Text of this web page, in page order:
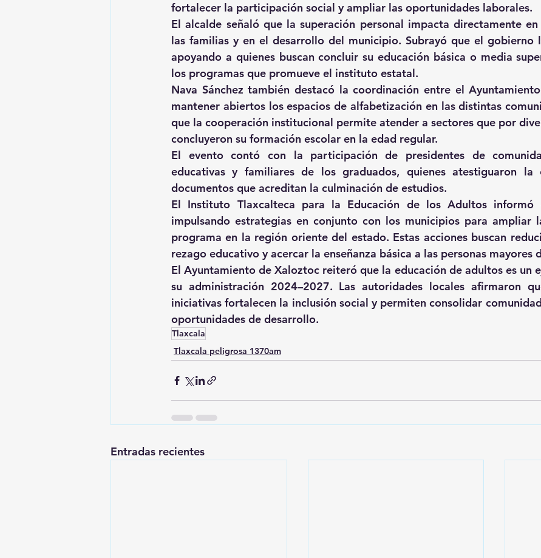
fortalecer la participación social y ampliar las oportunidades laborales.
El alcalde señaló que la superación personal impacta directamente
las familias y en el desarrollo del municipio. Subrayó que el gobierno
apoyando a quienes buscan concluir su educación básica o media
los programas que promueve el instituto estatal.
Nava Sánchez también destacó la coordinación entre el
mantener abiertos los espacios de alfabetización en las distintas
que la cooperación institucional permite atender a sectores que por
concluyeron su formación escolar en la edad regular.
El evento contó con la participación de presidentes de
educativas y familiares de los graduados, quienes atestiguaron
documentos que acreditan la culminación de estudios.
El Instituto Tlaxcalteca para la Educación de los Adultos informó
impulsando estrategias en conjunto con los municipios para ampliar
programa en la región oriente del estado. Estas acciones buscan
rezago educativo y acercar la enseñanza básica a las personas mayores
El Ayuntamiento de Xaloztoc reiteró que la educación de adultos es un
su administración 2024–2027. Las autoridades locales afirmaron
iniciativas fortalecen la inclusión social y permiten consolidar
oportunidades de desarrollo.
Tlaxcala
Tlaxcala peligrosa 1370am
Entradas recientes